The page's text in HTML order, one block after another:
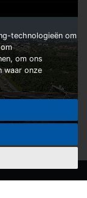
technologieën om
om ons
waar onze